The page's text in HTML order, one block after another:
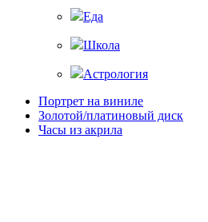
Еда
Школа
Астрология
Портрет на виниле
Золотой/платиновый диск
Часы из акрила